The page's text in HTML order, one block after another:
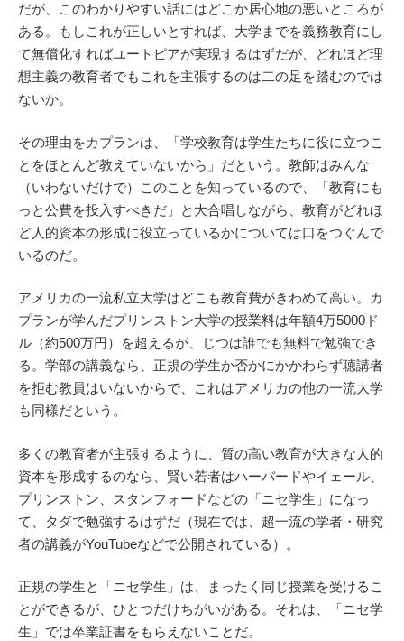
だが、このわかりやすい話にはどこか居心地の悪いところが
ある。もしこれが正しいとすれば、大学までを義務教育にし
て無償化すればユートピアが実現するはずだが、どれほど理
想主義の教育者でもこれを主張するのは二の足を踏むのでは
ないか。
その理由をカプランは、「学校教育は学生たちに役に立つこ
とをほとんど教えていないから」だという。教師はみんな
（いわないだけで）このことを知っているので、「教育にも
っと公費を投入すべきだ」と大合唱しながら、教育がどれほ
ど人的資本の形成に役立っているかについては口をつぐんで
いるのだ。
アメリカの一流私立大学はどこも教育費がきわめて高い。カ
プランが学んだプリンストン大学の授業料は年額4万5000ド
ル（約500万円）を超えるが、じつは誰でも無料で勉強でき
る。学部の講義なら、正規の学生か否かにかかわらず聴講者
を拒む教員はいないからで、これはアメリカの他の一流大学
も同様だという。
多くの教育者が主張するように、質の高い教育が大きな人的
資本を形成するのなら、賢い若者はハーバードやイェール、
プリンストン、スタンフォードなどの「ニセ学生」になっ
て、タダで勉強するはずだ（現在では、超一流の学者・研究
者の講義がYouTubeなどで公開されている）。
正規の学生と「ニセ学生」は、まったく同じ授業を受けるこ
とができるが、ひとつだけちがいがある。それは、「ニセ学
生」では卒業証書をもらえないことだ。